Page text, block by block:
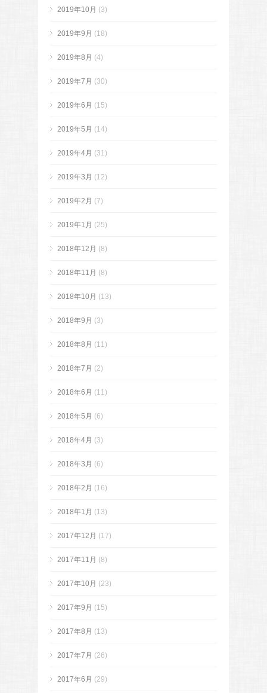
2019年10月 (3)
2019年9月 (18)
2019年8月 (4)
2019年7月 (30)
2019年6月 (15)
2019年5月 (14)
2019年4月 (31)
2019年3月 (12)
2019年2月 (7)
2019年1月 (25)
2018年12月 (8)
2018年11月 (8)
2018年10月 (13)
2018年9月 (3)
2018年8月 (11)
2018年7月 (2)
2018年6月 (11)
2018年5月 (6)
2018年4月 (3)
2018年3月 (6)
2018年2月 (16)
2018年1月 (13)
2017年12月 (17)
2017年11月 (8)
2017年10月 (23)
2017年9月 (15)
2017年8月 (13)
2017年7月 (26)
2017年6月 (29)